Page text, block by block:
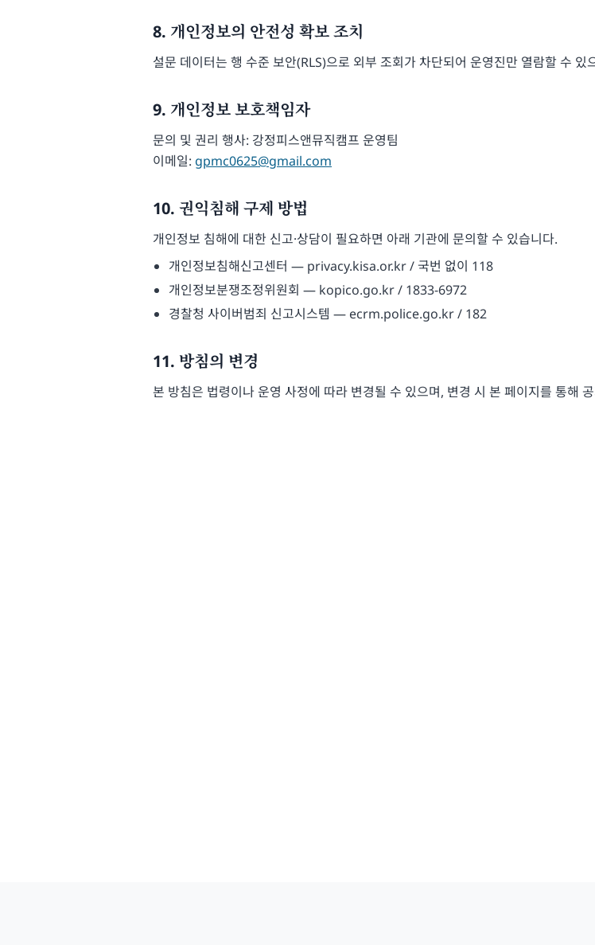
8. 개인정보의 안전성 확보 조치
설문 데이터는 행 수준 보안(RLS)으로 외부 조회가 차단되어 운영진만 열람할 수
9. 개인정보 보호책임자
문의 및 권리 행사: 강정피스앤뮤직캠프 운영팀
이메일: gpmc0625@gmail.com
10. 권익침해 구제 방법
개인정보 침해에 대한 신고·상담이 필요하면 아래 기관에 문의할 수 있습니다.
개인정보침해신고센터 — privacy.kisa.or.kr / 국번 없이 118
개인정보분쟁조정위원회 — kopico.go.kr / 1833-6972
경찰청 사이버범죄 신고시스템 — ecrm.police.go.kr / 182
11. 방침의 변경
본 방침은 법령이나 운영 사정에 따라 변경될 수 있으며, 변경 시 본 페이지를 통해